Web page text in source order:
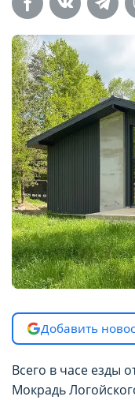
Добавить
Всего в часе езды
Мокрадь